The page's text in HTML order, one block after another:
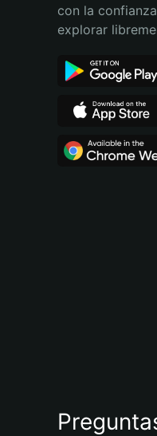
Português (Brasil)
con la
explorar